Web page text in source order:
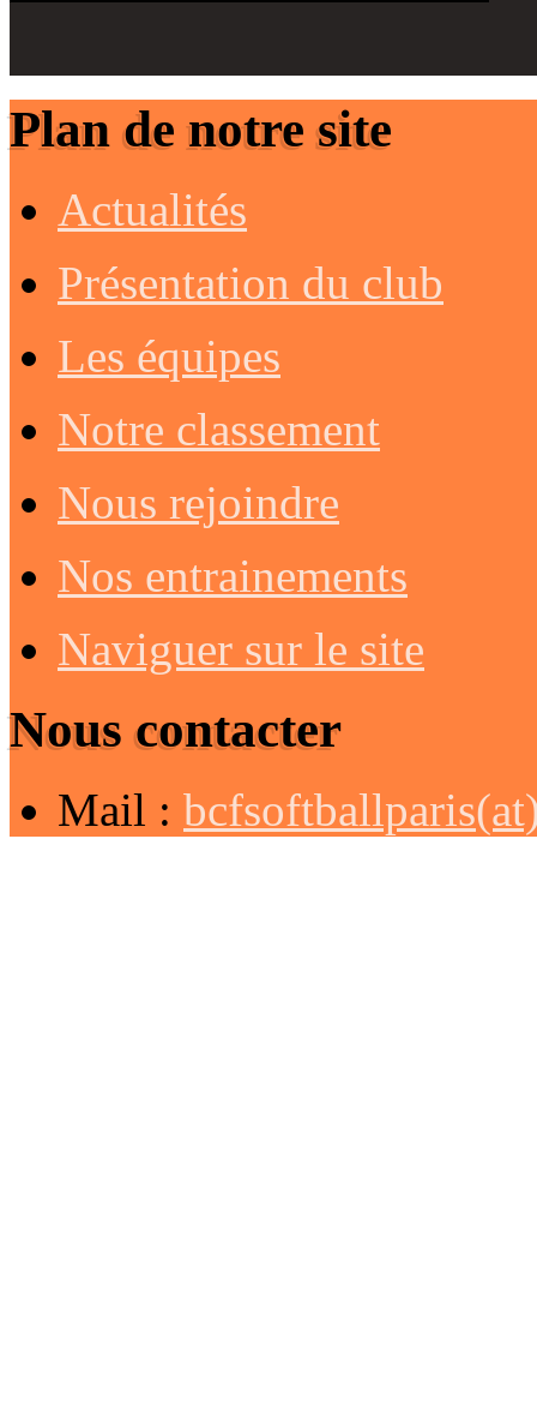
Plan de notre site
Actualités
Présentation du club
Les équipes
Notre classement
Nous rejoindre
Nos entrainements
Naviguer sur le site
Nous contacter
Mail :